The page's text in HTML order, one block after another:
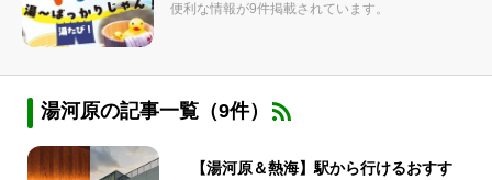
便利な情報が9件掲載されています。
湯河原の記事一覧（9件）
【湯河原＆熱海】駅から行けるおすす